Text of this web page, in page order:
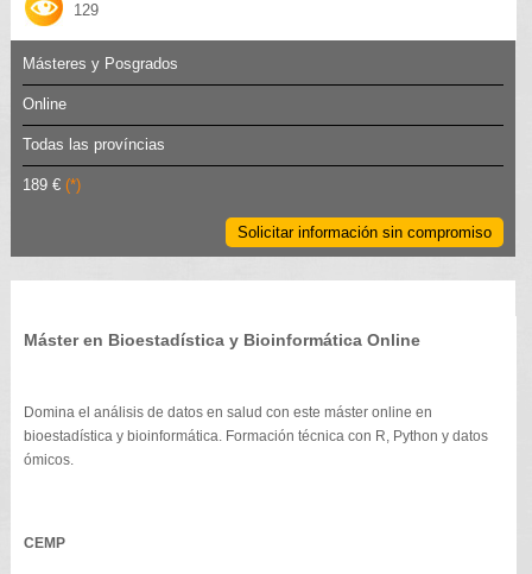
129
Másteres y Posgrados
Online
Todas las províncias
189 € (*)
Solicitar información sin compromiso
Máster en Bioestadística y Bioinformática Online
Domina el análisis de datos en salud con este máster online en
bioestadística y bioinformática. Formación técnica con R, Python y datos
ómicos.
CEMP